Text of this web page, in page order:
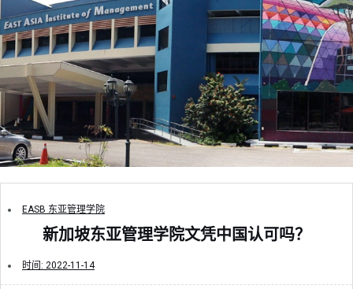
EASB 东亚管理学院
新加坡东亚管理学院文凭中国认可吗？
时间: 2022-11-14